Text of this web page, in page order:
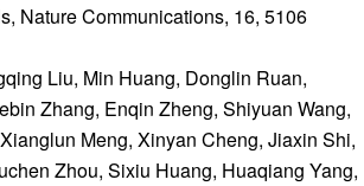
Nature Communications, 16, 5106
Liu, Min Huang, Donglin Ruan,
Zhang, Enqin Zheng, Shiyuan Wang,
Meng, Xinyan Cheng, Jiaxin Shi,
Zhou, Sixiu Huang, Huaqiang Yang,